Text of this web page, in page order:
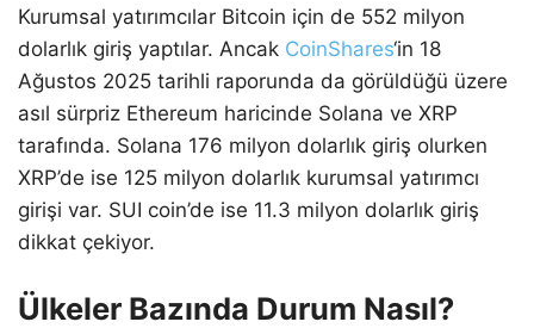
Kurumsal yatırımcılar Bitcoin için de 552 milyon
dolarlık giriş yaptılar. Ancak CoinShares‘in 18
Ağustos 2025 tarihli raporunda da görüldüğü üzere
asıl sürpriz Ethereum haricinde Solana ve XRP
tarafında. Solana 176 milyon dolarlık giriş olurken
XRP’de ise 125 milyon dolarlık kurumsal yatırımcı
girişi var. SUI coin’de ise 11.3 milyon dolarlık giriş
dikkat çekiyor.
Ülkeler Bazında Durum Nasıl?